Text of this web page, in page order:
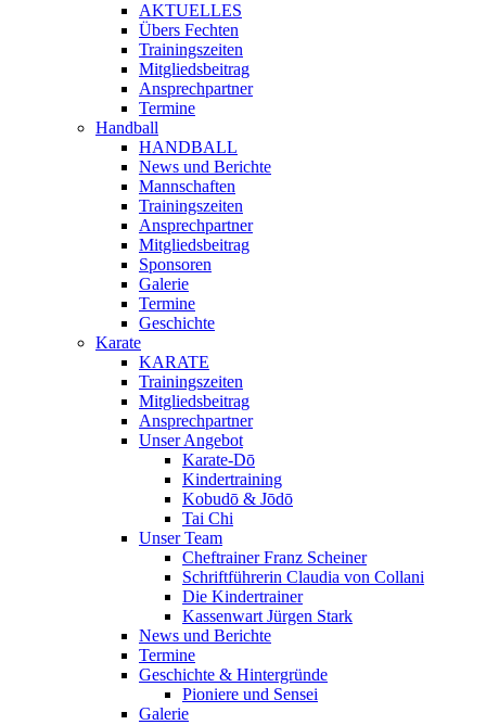
AKTUELLES
Übers Fechten
Trainingszeiten
Mitgliedsbeitrag
Ansprechpartner
Termine
Handball
HANDBALL
News und Berichte
Mannschaften
Trainingszeiten
Ansprechpartner
Mitgliedsbeitrag
Sponsoren
Galerie
Termine
Geschichte
Karate
KARATE
Trainingszeiten
Mitgliedsbeitrag
Ansprechpartner
Unser Angebot
Karate-Dō
Kindertraining
Kobudō & Jōdō
Tai Chi
Unser Team
Cheftrainer Franz Scheiner
Schriftführerin Claudia von Collani
Die Kindertrainer
Kassenwart Jürgen Stark
News und Berichte
Termine
Geschichte & Hintergründe
Pioniere und Sensei
Galerie